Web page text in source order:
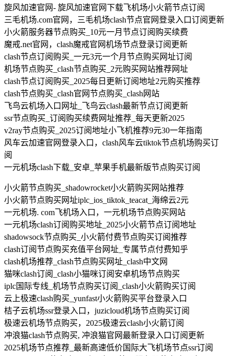
旋风加速官网- 旋风加速官网下载飞机场小火箭节点订阅
三毛机场.com官网，三毛机场clash节点官网登录入口订阅更新
小火箭服务器节点购买_10元一月节点订阅购买续费
魔戒.net官网，clash魔戒官网机场节点登录订阅更新
clash节点订阅购买_一元3元一个月节点购买网址订阅
机场节点购买_clash节点购买_2元购买网站推荐网址
clash节点订阅购买_2025每日更新订阅地址2元购买推荐
clash节点购买_clash官网节点购买_clash网站
飞鸟云机场入口网址_飞鸟云clash最新节点订阅更新
ssr节点购买_订阅购买续费网址推荐_每天更新2025
v2ray节点购买_2025订阅地址小飞机推荐9元30一年指南
风车云加速官网登录入口，clash风车云tiktok节点机场购买订
阅
一元机场clash下载_安卓_苹果手机最新版节点购买订阅
小火箭节点购买_shadowrocket小火箭购买网站推荐
小火箭节点购买网址iplc_ios_tiktok_teacat_海绵云2元
一元机场. com飞机场入口，一元机场节点购买网站
一元机场clash订阅购买地址_2025小火箭节点订阅地址
shadowsock节点购买_小火箭付费节点购买订阅推荐
clash订阅节点购买充值平台网址_专属节点付费知乎
clash机场推荐_clash节点购买网址_clash中文网
猫咪clash订阅_clash小猫咪订阅安卓机场节点购买
iplc国际专线_机场节点购买订阅_clash小火箭购买订阅
云上极速clash购买_yunfast小火箭购买平台登录入口
桔子云机场ssr登录入口，juzicloud机场节点购买订阅
极速云机场节点购买，2025极速云clash小火箭订阅
冲浪猫clash节点购买, 冲浪猫官网最新登录入口订阅更新
2025机场节点推荐_最新高速低价国际大飞机场节点ssr订阅